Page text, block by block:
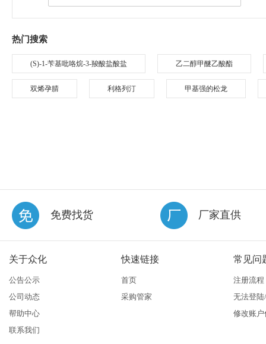
热门搜索
(S)-1-苄基吡咯烷-3-羧酸盐酸盐 乙二醇甲醚乙酸酯
双烯孕腈 利格列汀 甲基强的松龙
免费找货 厂家直供
关于众化
公告公示
公司动态
帮助中心
联系我们
快速链接
首页
采购管家
常见问
注册流程
无法登
修改账户